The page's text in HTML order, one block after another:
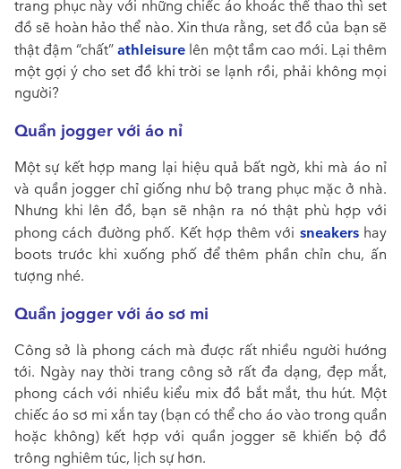
trang phục này với những chiếc áo khoác thể thao thì set
đồ sẽ hoàn hảo thể nào. Xin thưa rằng, set đồ của bạn sẽ
thật đậm “chất”athleisure lên một tầm cao mới. Lại thêm
một gợi ý cho set đồ khi trời se lạnh rồi, phải không mọi
người?
Quần jogger với áo nỉ
Một sự kết hợp mang lại hiệu quả bất ngờ, khi mà áo nỉ
và quần jogger chỉ giống như bộ trang phục mặc ở nhà.
Nhưng khi lên đồ, bạn sẽ nhận ra nó thật phù hợp với
phong cách đường phố. Kết hợp thêm với sneakershay
boots trước khi xuống phố để thêm phần chỉn chu, ấn
tượng nhé.
Quần jogger với áo sơ mi
Công sở là phong cách mà được rất nhiều người hướng
tới. Ngày nay thời trang công sở rất đa dạng, đẹp mắt,
phong cách với nhiều kiểu mix đồ bắt mắt, thu hút. Một
chiếc áo sơ mi xắn tay (bạn có thể cho áo vào trong quần
hoặc không) kết hợp với quần jogger sẽ khiến bộ đồ
trông nghiêm túc, lịch sự hơn.